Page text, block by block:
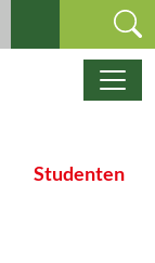
Studenten